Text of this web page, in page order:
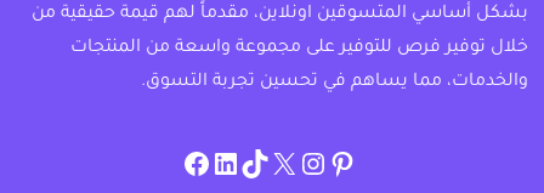
بشكل أساسي المتسوقين اونلاين، مقدماً لهم قيمة حقيقية من
خلال توفير فرص للتوفير على مجموعة واسعة من المنتجات
والخدمات، مما يساهم في تحسين تجربة التسوق.
pinterest
allcouponat
twitter
TikTok
linkedin
facebook